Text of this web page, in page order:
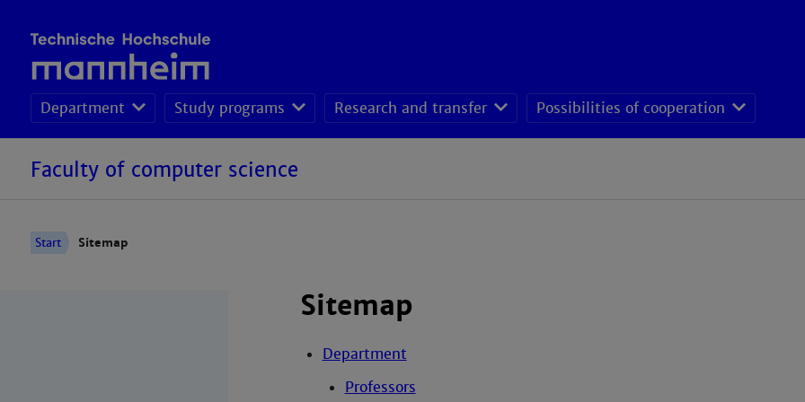
Department Study programs Research and transfer Possibilities of cooperation
Faculty of computer science
Start Sitemap
Sitemap
Department
Professors